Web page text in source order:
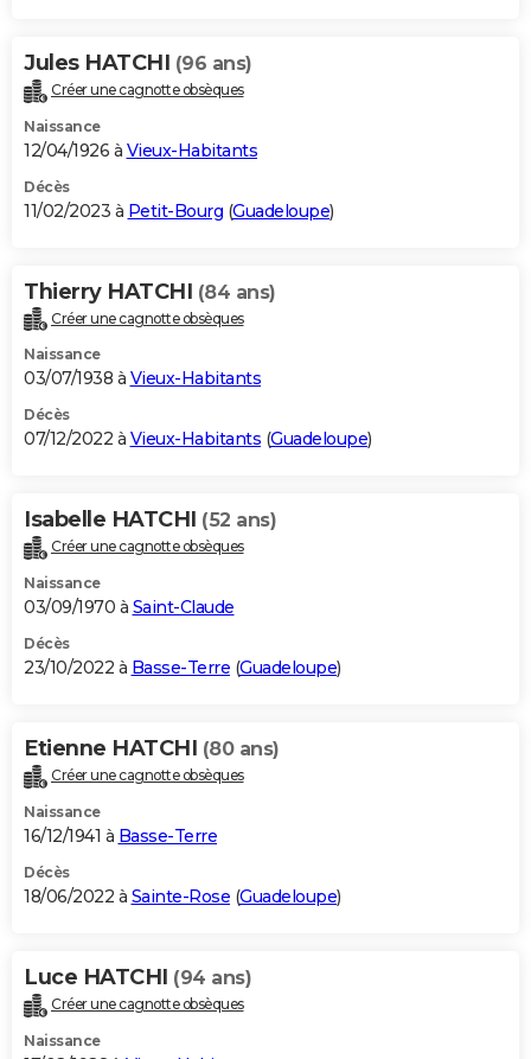
Jules HATCHI (96 ans)
Créer une cagnotte obsèques
Naissance
12/04/1926 à Vieux-Habitants
Décès
11/02/2023 à Petit-Bourg (Guadeloupe)
Thierry HATCHI (84 ans)
Créer une cagnotte obsèques
Naissance
03/07/1938 à Vieux-Habitants
Décès
07/12/2022 à Vieux-Habitants (Guadeloupe)
Isabelle HATCHI (52 ans)
Créer une cagnotte obsèques
Naissance
03/09/1970 à Saint-Claude
Décès
23/10/2022 à Basse-Terre (Guadeloupe)
Etienne HATCHI (80 ans)
Créer une cagnotte obsèques
Naissance
16/12/1941 à Basse-Terre
Décès
18/06/2022 à Sainte-Rose (Guadeloupe)
Luce HATCHI (94 ans)
Créer une cagnotte obsèques
Naissance